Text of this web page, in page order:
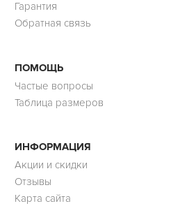
Гарантия
Обратная связь
ПОМОЩЬ
Частые вопросы
Таблица размеров
ИНФОРМАЦИЯ
Акции и скидки
Отзывы
Карта сайта